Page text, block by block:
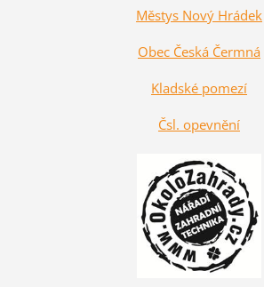
Městys Nový Hrádek
Obec Česká Čermná
Kladské pomezí
Čsl. opevnění